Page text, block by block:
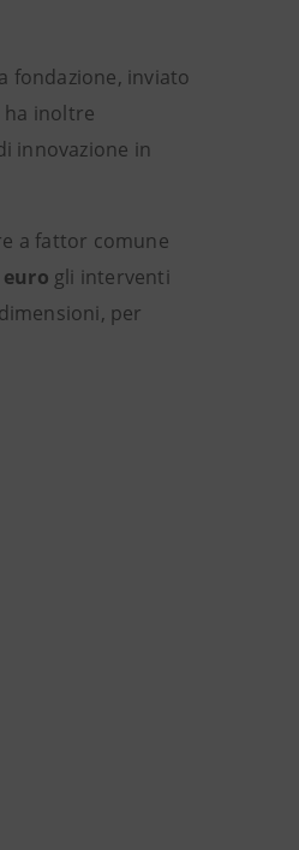
fondazione, inviato
ha inoltre
innovazione in
a fattor comune
gli interventi
per